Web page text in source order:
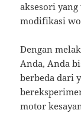
aksesori
modifikasi
Dengan
Anda, Anda
berbeda dari
motor